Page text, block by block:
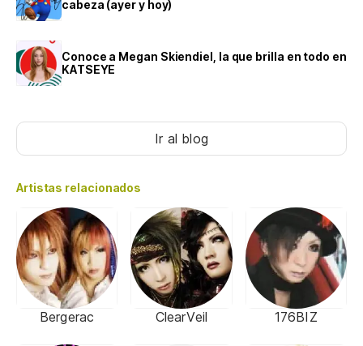
cabeza (ayer y hoy)
Conoce a Megan Skiendiel, la que brilla en todo en
KATSEYE
Ir al blog
Artistas relacionados
Bergerac ClearVeil 176BIZ